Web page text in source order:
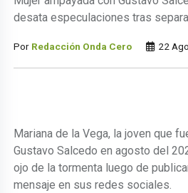
desata especulaciones tras
Por Redacción Onda Cero 22
Mariana de la Vega, la joven que
Gustavo Salcedo en agosto del
ojo de la tormenta luego de
mensaje en sus redes sociales.